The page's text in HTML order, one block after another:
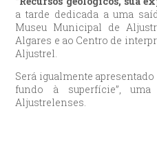
a tarde dedicada a uma
Museu Municipal de
Algares e ao Centro de
Aljustrel.
Será igualmente
fundo à superfície”,
Aljustrelenses.